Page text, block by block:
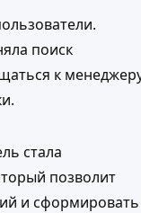
поиск
к
стала
позволит
и сформировать